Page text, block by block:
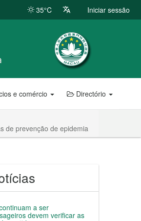
35°C Iniciar sessão
e comércio Directório
de prevenção de epidemia
a ser
devem verificar as